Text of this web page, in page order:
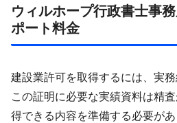
ウィルホープ行政書士事
ポート料金
建設業許可を取得するには、実務
この証明に必要な実績資料は精
得できる内容を準備する必要があ